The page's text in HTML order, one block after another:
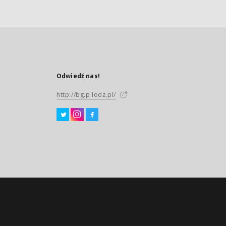
Odwiedź nas!
http://bg.p.lodz.pl/